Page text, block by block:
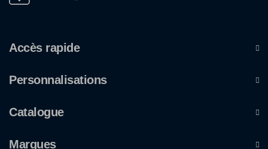
Accès rapide
Personnalisations
Catalogue
Marques